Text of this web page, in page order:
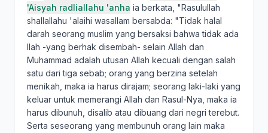
'Aisyah radliallahu 'anha ia berkata, "Rasulullah
shallallahu 'alaihi wasallam bersabda: "Tidak halal
darah seorang muslim yang bersaksi bahwa tidak ada
Ilah -yang berhak disembah- selain Allah dan
Muhammad adalah utusan Allah kecuali dengan salah
satu dari tiga sebab; orang yang berzina setelah
menikah, maka ia harus dirajam; seorang laki-laki yang
keluar untuk memerangi Allah dan Rasul-Nya, maka ia
harus dibunuh, disalib atau dibuang dari negri terebut.
Serta seseorang yang membunuh orang lain maka